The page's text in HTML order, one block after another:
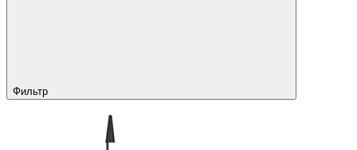
Фильтр